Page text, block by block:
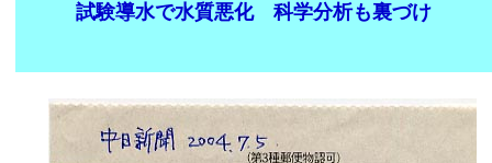
試験導水で水質悪化 科学分析も裏づけ